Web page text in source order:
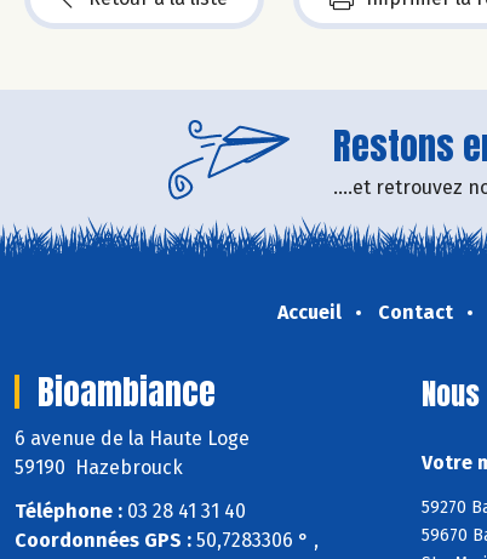
Restons
....et retrouvez
Accueil Contact
Bioambiance
6 avenue de la Haute Loge
59190 Hazebrouck
Téléphone : 03 28 41 31 40
Coordonnées GPS : 50,7283306 ° ,
Votre
59270
59670